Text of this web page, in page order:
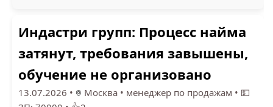
Индастри групп: Процесс найма
затянут, требования завышены,
обучение не организовано
13.07.2026 • Москва • менеджер по продажам • 💵